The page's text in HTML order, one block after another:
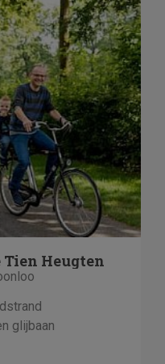
Tien Heugten
glijbaan